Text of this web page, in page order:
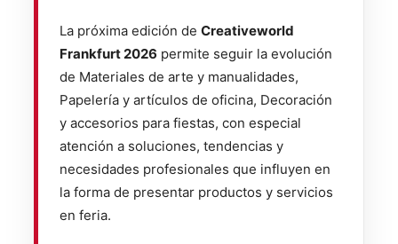
La próxima edición de Creativeworld
Frankfurt 2026 permite seguir la evolución
de Materiales de arte y manualidades,
Papelería y artículos de oficina, Decoración
y accesorios para fiestas, con especial
atención a soluciones, tendencias y
necesidades profesionales que influyen en
la forma de presentar productos y servicios
en feria.